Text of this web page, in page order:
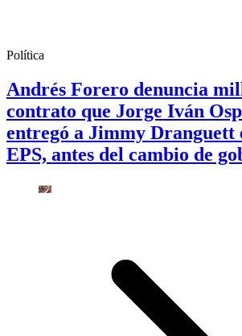
Política
Andrés Forero denuncia
contrato que Jorge Iván
entregó a Jimmy Dranguett
EPS, antes del cambio de